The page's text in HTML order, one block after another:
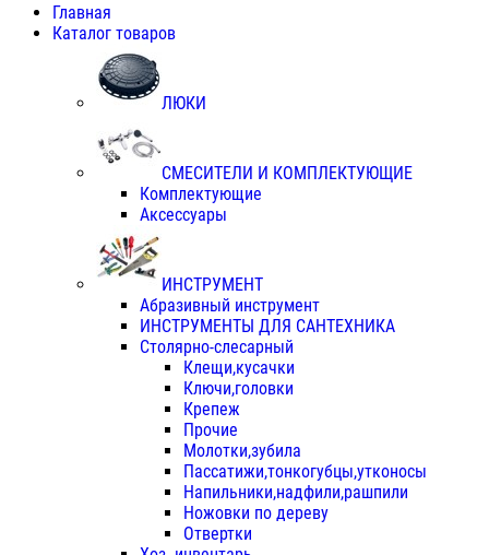
Главная
Каталог товаров
ЛЮКИ
СМЕСИТЕЛИ И КОМПЛЕКТУЮЩИЕ
Комплектующие
Аксессуары
ИНСТРУМЕНТ
Абразивный инструмент
ИНСТРУМЕНТЫ ДЛЯ САНТЕХНИКА
Столярно-слесарный
Клещи,кусачки
Ключи,головки
Крепеж
Прочие
Молотки,зубила
Пассатижи,тонкогубцы,утконосы
Напильники,надфили,рашпили
Ножовки по дереву
Отвертки